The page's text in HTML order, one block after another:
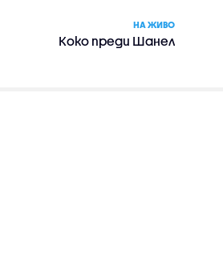
НА ЖИВО
Коко преди Шанел